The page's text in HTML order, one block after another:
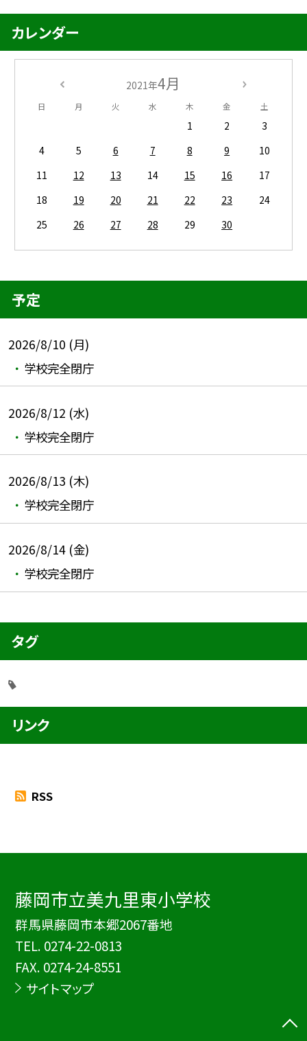
カレンダー
2021年4月
日 月 火 水 木 金 土
1 2
3
4
5 6 7 8 9
10
11
12 13 14 15 16
17
18
19 20 21 22 23
24
25
26 27 28 29 30
予定
2026/8/10 (月)
学校完全閉庁
2026/8/12 (水)
学校完全閉庁
2026/8/13 (木)
学校完全閉庁
2026/8/14 (金)
学校完全閉庁
タグ
リンク
RSS
藤岡市立美九里東小学校
群馬県藤岡市本郷2067番地
TEL. 0274-22-0813
FAX. 0274-24-8551
サイトマップ